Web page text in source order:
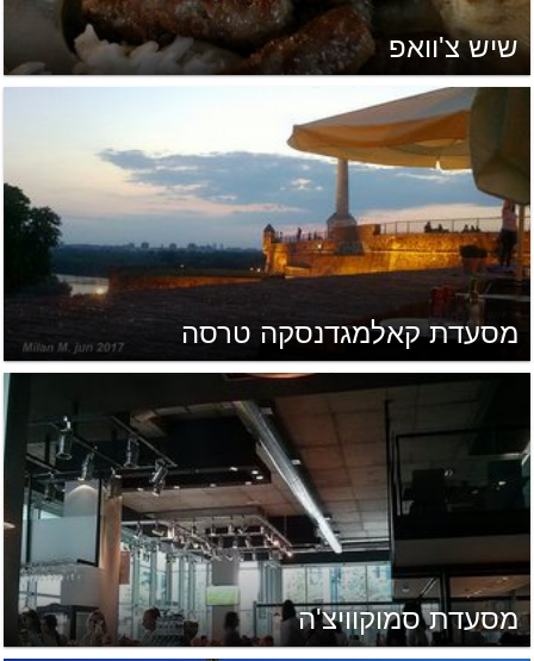
שיש צ'וואפ
מסעדת קאלמגדנסקה טרסה
מסעדת סמוקוויצ'ה